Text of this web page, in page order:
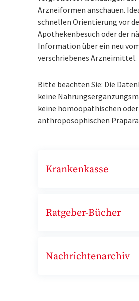
Arzneiformen anschauen.
schnellen Orientierung vor
Apothekenbesuch oder der
Information über ein neu
verschriebenes Arzneimittel.
Bitte beachten Sie: Die
keine
keine homöopathischen oder
anthroposophischen
Krankenkasse
Ratgeber-Bücher
Nachrichtenarchiv